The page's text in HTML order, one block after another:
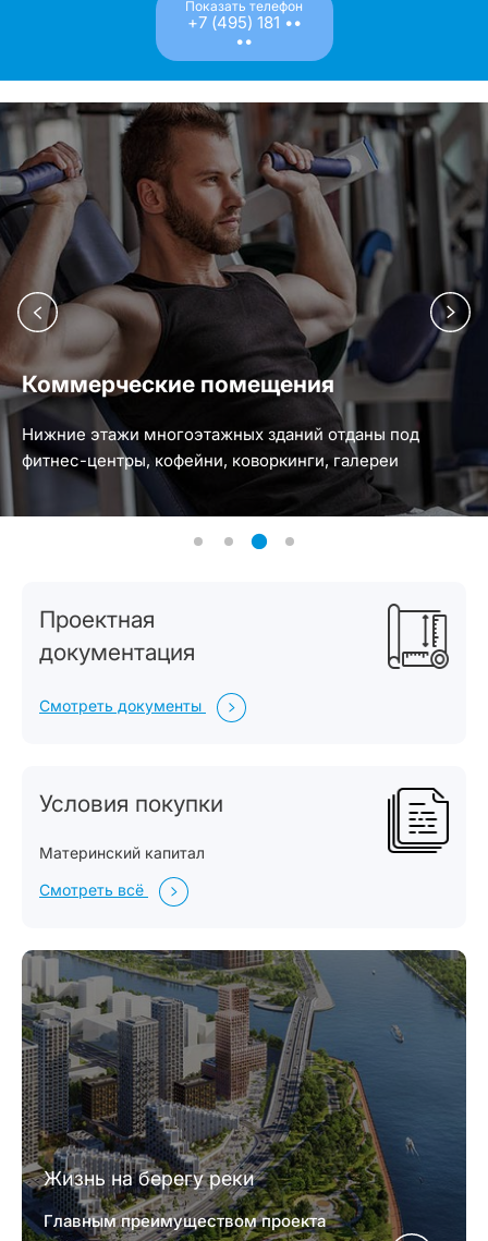
Показать телефон
+7 (495) 181 ••
••
Коммерческие помещения
Нижние этажи многоэтажных зданий отданы под
фитнес-центры, кофейни, коворкинги, галереи
Проектная
документация
Смотреть документы
Условия покупки
Материнский капитал
Смотреть всё
Жизнь на берегу реки
Главным преимуществом проекта